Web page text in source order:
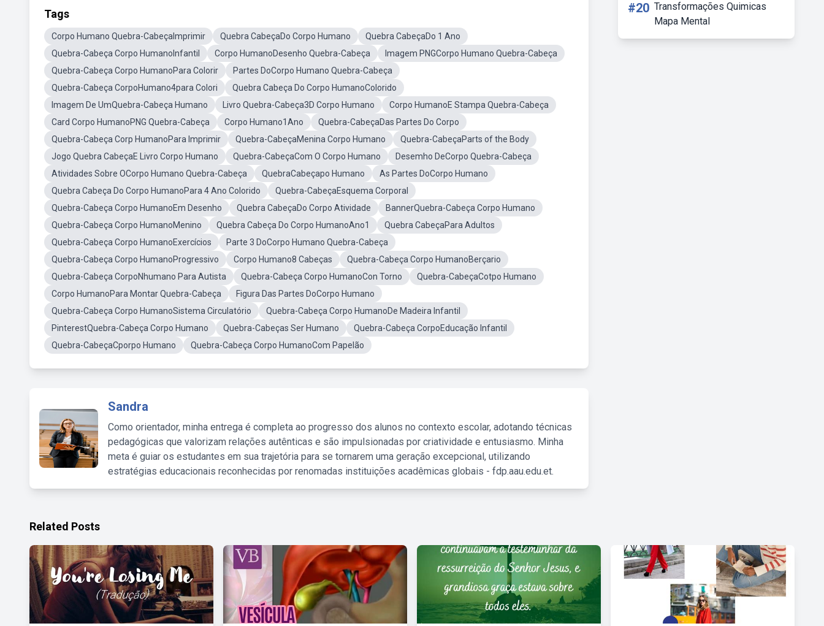
Tags
Corpo Humano Quebra-CabeçaImprimir Quebra CabeçaDo Corpo Humano
Quebra CabeçaDo 1 Ano
Quebra-Cabeça Corpo HumanoInfantil
Corpo HumanoDesenho Quebra-Cabeça
Imagem PNGCorpo Humano Quebra-Cabeça
Quebra-Cabeça Corpo HumanoPara Colorir
Partes DoCorpo Humano Quebra-Cabeça
Quebra-Cabeça CorpoHumano4para Colori
Quebra Cabeça Do Corpo HumanoColorido
Imagem De UmQuebra-Cabeça Humano
Livro Quebra-Cabeça3D Corpo Humano
Corpo HumanoE Stampa Quebra-Cabeça
Card Corpo HumanoPNG Quebra-Cabeça
Corpo Humano1Ano
Quebra-CabeçaDas Partes Do Corpo
Quebra-Cabeça Corp HumanoPara Imprimir
Quebra-CabeçaMenina Corpo Humano
Quebra-CabeçaParts of the Body
Jogo Quebra CabeçaE Livro Corpo Humano
Quebra-CabeçaCom O Corpo Humano
Desemho DeCorpo Quebra-Cabeça
Atividades Sobre OCorpo Humano Quebra-Cabeça
QuebraCabeçapo Humano
As Partes DoCorpo Humano
Quebra Cabeça Do Corpo HumanoPara 4 Ano Colorido
Quebra-CabeçaEsquema Corporal
Quebra-Cabeça Corpo HumanoEm Desenho
Quebra CabeçaDo Corpo Atividade
BannerQuebra-Cabeça Corpo Humano
Quebra-Cabeça Corpo HumanoMenino
Quebra Cabeça Do Corpo HumanoAno1
Quebra CabeçaPara Adultos
Quebra-Cabeça Corpo HumanoExercícios
Parte 3 DoCorpo Humano Quebra-Cabeça
Quebra-Cabeça Corpo HumanoProgressivo
Corpo Humano8 Cabeças
Quebra-Cabeça Corpo HumanoBerçario
Quebra-Cabeça CorpoNhumano Para Autista
Quebra-Cabeça Corpo HumanoCon Torno
Quebra-CabeçaCotpo Humano
Corpo HumanoPara Montar Quebra-Cabeça
Figura Das Partes DoCorpo Humano
Quebra-Cabeça Corpo HumanoSistema Circulatório
Quebra-Cabeça Corpo HumanoDe Madeira Infantil
PinterestQuebra-Cabeça Corpo Humano
Quebra-Cabeças Ser Humano
Quebra-Cabeça CorpoEducação Infantil
Quebra-CabeçaCporpo Humano
Quebra-Cabeça Corpo HumanoCom Papelão
Sandra
Como orientador, minha entrega é completa ao progresso dos alunos no contexto escolar, adotando técnicas
pedagógicas que valorizam relações autênticas e são impulsionadas por criatividade e entusiasmo. Minha
meta é guiar os estudantes em sua trajetória para se tornarem uma geração excepcional, utilizando
estratégias educacionais reconhecidas por renomadas instituições acadêmicas globais - fdp.aau.edu.et.
#20 Transformações Quimicas
Mapa Mental
Related Posts